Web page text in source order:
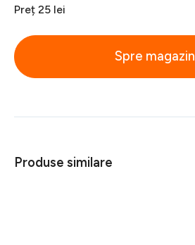
Preț 25 lei
Spre magazin
Produse similare